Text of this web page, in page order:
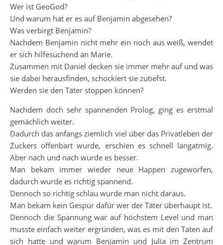
Wer ist GeoGod?
Und warum hat er es auf Benjamin abgesehen?
Was verbirgt Benjamin?
Nachdem Benjamin nicht mehr ein noch aus weiß, wendet
er sich hilfesuchend an Marie.
Zusammen mit Daniel decken sie immer mehr auf und was
sie dabei herausfinden, schockiert sie zutiefst.
Werden sie den Täter stoppen können?
Nachdem doch sehr spannenden Prolog, ging es erstmal
gemächlich weiter.
Dadurch das anfangs ziemlich viel über das Privatleben der
Zuckers offenbart wurde, erschien es schnell langatmig.
Aber nach und nach wurde es besser.
Man bekam immer wieder neue Happen zugeworfen,
dadurch wurde es richtig spannend.
Dennoch so richtig schlau wurde man nicht daraus.
Man bekam kein Gespür dafür wer der Täter überhaupt ist.
Dennoch die Spannung war auf höchstem Level und man
musste einfach weiter ergründen, was es mit den Taten auf
sich hatte und warum Benjamin und Julia im Zentrum